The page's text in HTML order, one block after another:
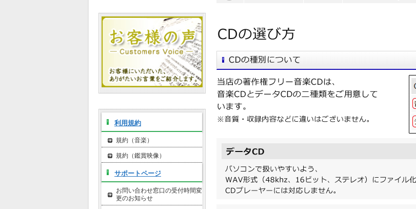
利用規約
規約（音楽）
規約（鑑賞映像）
サポートページ
お問い合わせ窓口の受付時間変
更のお知らせ